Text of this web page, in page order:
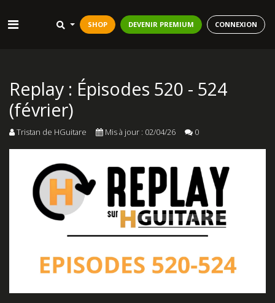
SHOP DEVENIR PREMIUM CONNEXION
Replay : Épisodes 520 - 524
(février)
Tristan de HGuitare Mis à jour : 02/04/26 0